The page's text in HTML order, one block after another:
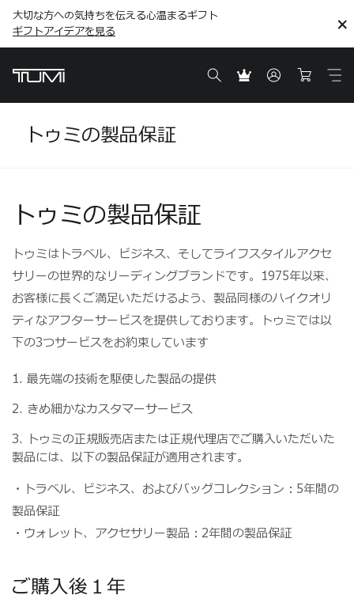
ギフトアイデアを見る こちら
大切な方への気持ちを伝える心温まるギフト
ギフトアイデアを見る
こちら
トゥミの製品保証
トゥミの製品保証
トゥミはトラベル、ビジネス、そしてライフスタイルアクセ
サリーの世界的なリーディングブランドです。1975年以来、
お客様に長くご満足いただけるよう、製品同様のハイクオリ
ティなアフターサービスを提供しております。トゥミでは以
下の3つサービスをお約束しています
1. 最先端の技術を駆使した製品の提供
2. きめ細かなカスタマーサービス
3. トゥミの正規販売店または正規代理店でご購入いただいた
製品には、以下の製品保証が適用されます。
・トラベル、ビジネス、およびバッグコレクション：5年間の
製品保証
・ウォレット、アクセサリー製品：2年間の製品保証
ご購入後１年